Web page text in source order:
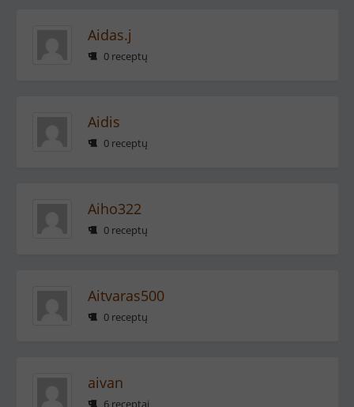
Aidas.j
0 receptų
Aidis
0 receptų
Aiho322
0 receptų
Aitvaras500
0 receptų
aivan
6 receptai